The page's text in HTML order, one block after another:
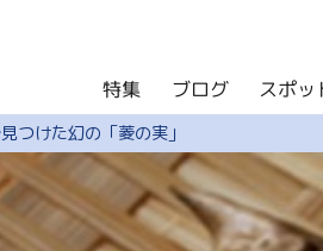
つけた幻の「菱の実」
特集 ブログ スポッ